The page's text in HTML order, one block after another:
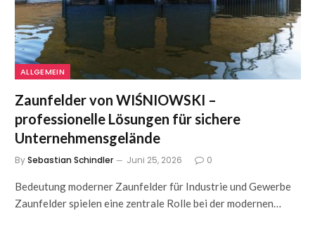
ALLGEMEIN
Zaunfelder von WIŚNIOWSKI –
professionelle Lösungen für sichere
Unternehmensgelände
BySebastian Schindler Juni 25, 2026 0
Bedeutung moderner Zaunfelder für Industrie und Gewerbe
Zaunfelder spielen eine zentrale Rolle bei der modernen…